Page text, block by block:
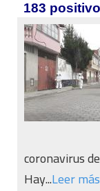
183
coronavirus
Hay...Leer más